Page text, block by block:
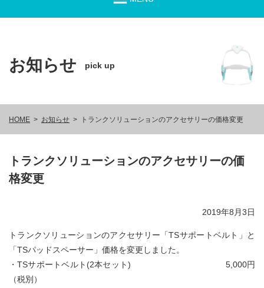
お知らせ pick up
HOME お知らせ トランクソリューションのアクセサリーの価格変更
トランクソリューションのアクセサリーの価
格変更
2019年8月3日
トランクソリューションのアクセサリー「TSサポートベルト」と
「TSパッドスペーサー」価格を変更しました。
・TSサポートベルト(2本セット) 5,000円
（税別）